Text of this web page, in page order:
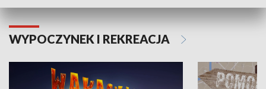
WYPOCZYNEK I REKREACJA